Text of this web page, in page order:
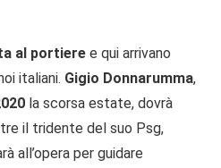
al portiere e qui arrivano
italiani. Gigio Donnarumma,
la scorsa estate, dovrà
il tridente del suo Psg,
all’opera per guidare